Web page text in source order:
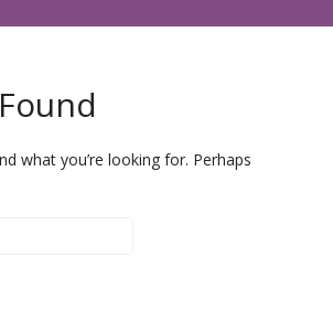
what you’re looking for. Perhaps